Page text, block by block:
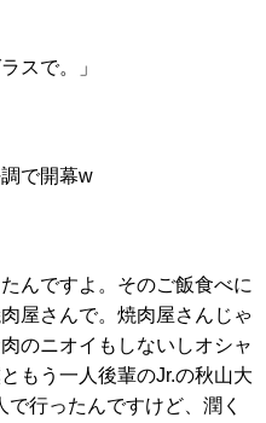
スで。」
で開幕w
んですよ。そのご飯食べに
屋さんで。焼肉屋さんじゃ
のニオイもしないしオシャ
もう一人後輩のJr.の秋山大
行ったんですけど、潤く